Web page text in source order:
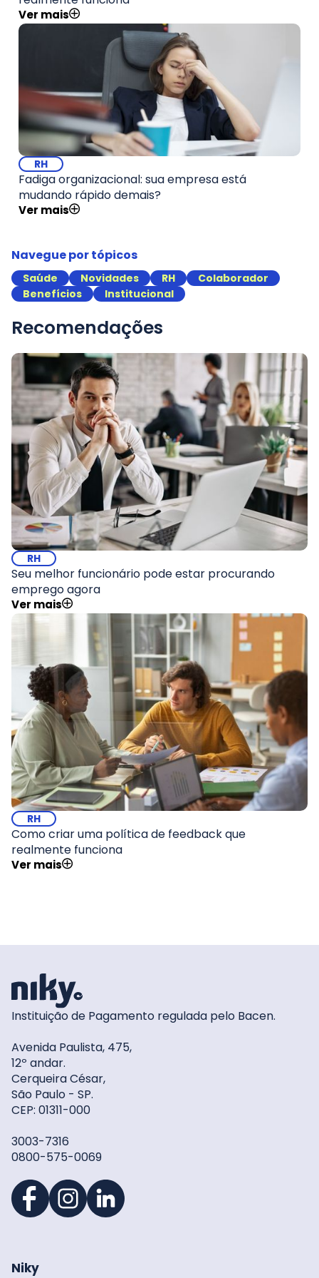
Ver mais
RH
Fadiga organizacional: sua empresa está
mudando rápido demais?
Ver mais
Navegue por tópicos
Saúde Novidades RH
Colaborador
Benefícios
Institucional
Recomendações
RH
Seu melhor funcionário pode estar procurando
emprego agora
Ver mais
RH
Como criar uma política de feedback que
realmente funciona
Ver mais
Instituição de Pagamento regulada pelo Bacen.
Avenida Paulista, 475,
12º andar.
Cerqueira César,
São Paulo - SP.
CEP: 01311-000
3003-7316
0800-575-0069
Niky